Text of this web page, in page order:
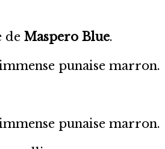
de Maspero Blue.
punaise marron.
punaise marron.